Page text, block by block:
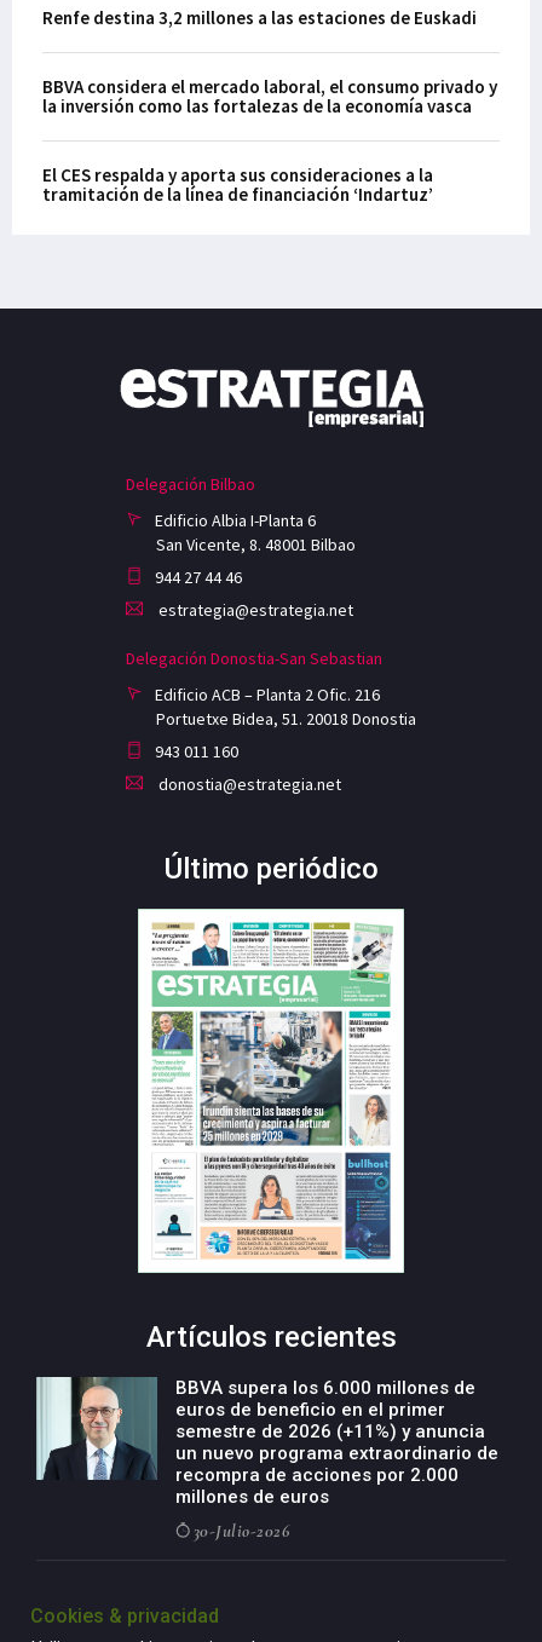
Renfe destina 3,2 millones a las estaciones de Euskadi
BBVA considera el mercado laboral, el consumo privado y
la inversión como las fortalezas de la economía vasca
El CES respalda y aporta sus consideraciones a la
tramitación de la línea de financiación ‘Indartuz’
Delegación Bilbao
Edificio Albia I-Planta 6
San Vicente, 8. 48001 Bilbao
944 27 44 46
estrategia@estrategia.net
Delegación Donostia-San Sebastian
Edificio ACB – Planta 2 Ofic. 216
Portuetxe Bidea, 51. 20018 Donostia
943 011 160
donostia@estrategia.net
Último periódico
Artículos recientes
BBVA supera los 6.000 millones de
euros de beneficio en el primer
semestre de 2026 (+11%) y anuncia
un nuevo programa extraordinario de
recompra de acciones por 2.000
millones de euros
30-Julio-2026
negocio agro con un modelo global
Cookies & privacidad